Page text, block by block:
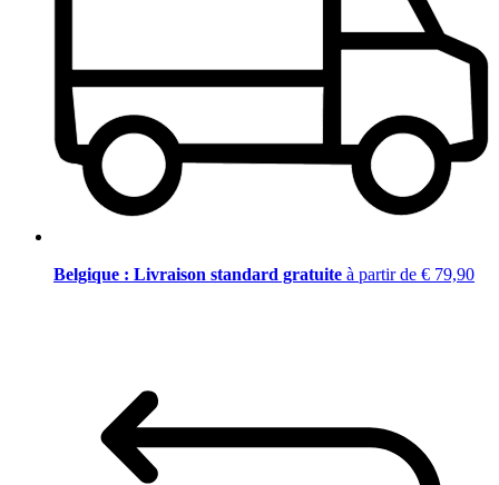
Belgique : Livraison standard gratuite à partir de € 79,90